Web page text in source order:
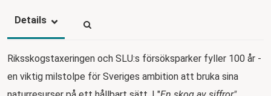
Details
Riksskogstaxeringen och SLU:s försöksparker fyller 100 år -
en viktig milstolpe för Sveriges ambition att bruka sina